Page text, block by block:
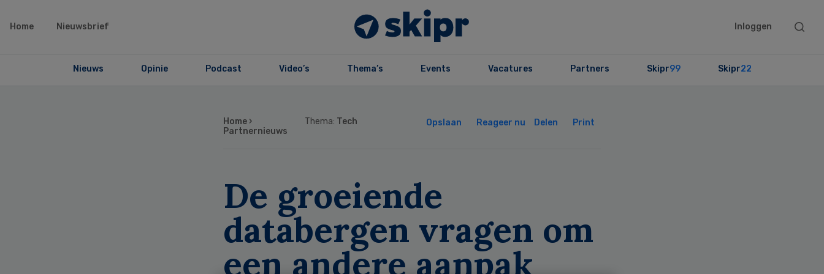
Home Nieuwsbrief Inloggen
Search
Nieuws Opinie Podcast Video’s Thema’s Events Vacatures Partners Skipr99 Skipr22
Home ›
Partnernieuws
Thema: Tech Opslaan Reageer nu Delen Print
De groeiende
databergen vragen om
een andere aanpak